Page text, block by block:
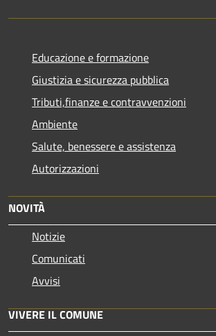
Educazione e formazione
Giustizia e sicurezza pubblica
Tributi,finanze e contravvenzioni
Ambiente
Salute, benessere e assistenza
Autorizzazioni
NOVITÀ
Notizie
Comunicati
Avvisi
VIVERE IL COMUNE